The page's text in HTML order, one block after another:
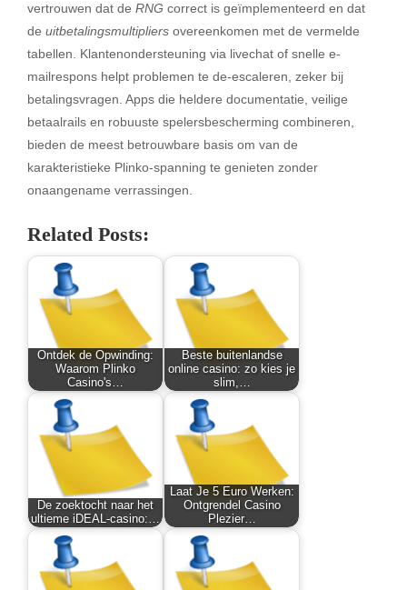
vertrouwen dat de RNG correct is geïmplementeerd en dat
de uitbetalingsmultipliers overeenkomen met de vermelde
tabellen. Klantenondersteuning via livechat of snelle e-
mailrespons helpt problemen te de-escaleren, zeker bij
betalingsvragen. Apps die heldere documentatie, veilige
betaalrails en robuuste spelersbescherming combineren,
bieden de meest betrouwbare basis om van de
karakteristieke Plinko-spanning te genieten zonder
onaangename verrassingen.
Related Posts:
Ontdek de Opwinding:
Waarom Plinko
Casino's…
Beste buitenlandse
online casino: zo kies je
slim,…
De zoektocht naar het
ultieme iDEAL-casino:…
Laat Je 5 Euro Werken:
Ontgrendel Casino
Plezier…